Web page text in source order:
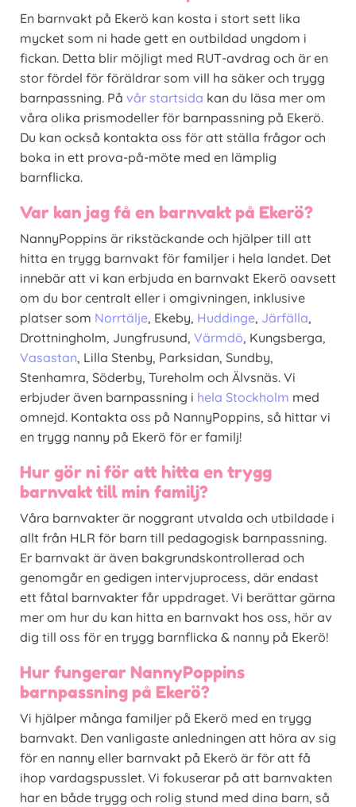
En barnvakt på Ekerö kan kosta i stort sett lika
mycket som ni hade gett en outbildad ungdom i
fickan. Detta blir möjligt med RUT-avdrag och är en
stor fördel för föräldrar som vill ha säker och trygg
barnpassning. På vår startsida kan du läsa mer om
våra olika prismodeller för barnpassning på Ekerö.
Du kan också kontakta oss för att ställa frågor och
boka in ett prova-på-möte med en lämplig
barnflicka.
Var kan jag få en barnvakt på Ekerö?
NannyPoppins är rikstäckande och hjälper till att
hitta en trygg barnvakt för familjer i hela landet. Det
innebär att vi kan erbjuda en barnvakt Ekerö oavsett
om du bor centralt eller i omgivningen, inklusive
platser som Norrtälje, Ekeby, Huddinge, Järfälla,
Drottningholm, Jungfrusund, Värmdö, Kungsberga,
Vasastan, Lilla Stenby, Parksidan, Sundby,
Stenhamra, Söderby, Tureholm och Älvsnäs. Vi
erbjuder även barnpassning i hela Stockholm med
omnejd. Kontakta oss på NannyPoppins, så hittar vi
en trygg nanny på Ekerö för er familj!
Hur gör ni för att hitta en trygg
barnvakt till min familj?
Våra barnvakter är noggrant utvalda och utbildade i
allt från HLR för barn till pedagogisk barnpassning.
Er barnvakt är även bakgrundskontrollerad och
genomgår en gedigen intervjuprocess, där endast
ett fåtal barnvakter får uppdraget. Vi berättar gärna
mer om hur du kan hitta en barnvakt hos oss, hör av
dig till oss för en trygg barnflicka & nanny på Ekerö!
Hur fungerar NannyPoppins
barnpassning på Ekerö?
Vi hjälper många familjer på Ekerö med en trygg
barnvakt. Den vanligaste anledningen att höra av sig
för en nanny eller barnvakt på Ekerö är för att få
ihop vardagspusslet. Vi fokuserar på att barnvakten
har en både trygg och rolig stund med dina barn, så